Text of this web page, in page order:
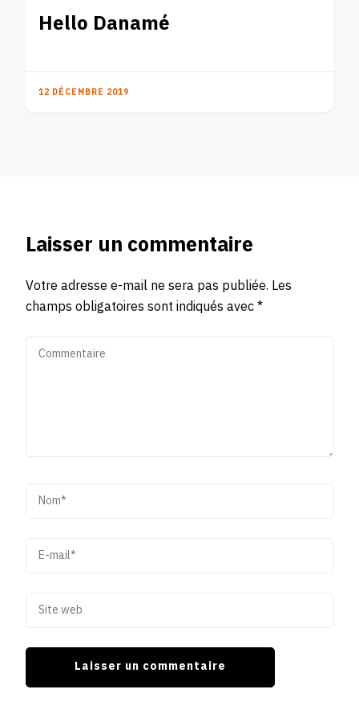
Hello Danamé
12 DÉCEMBRE 2019
Laisser un commentaire
Votre adresse e-mail ne sera pas publiée. Les
champs obligatoires sont indiqués avec*